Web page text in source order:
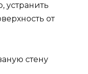
устранить
от